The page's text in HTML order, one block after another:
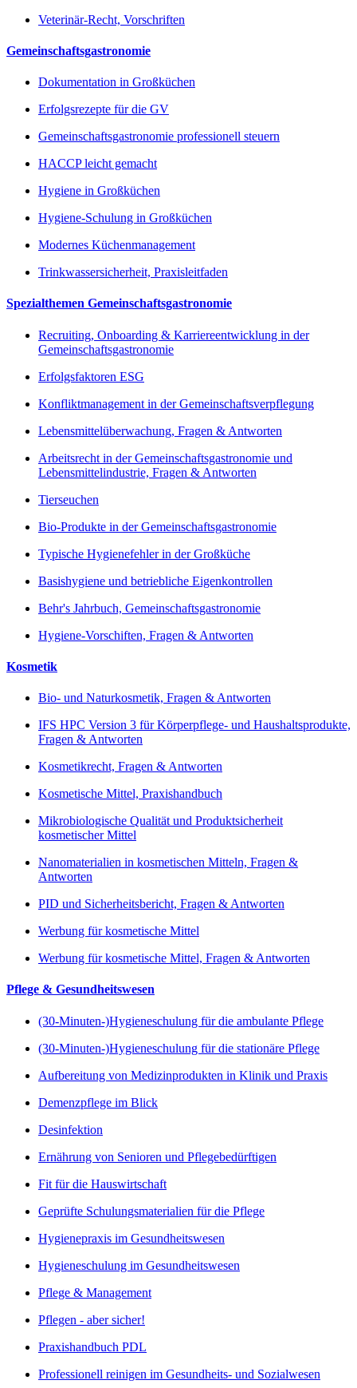
Veterinär-Recht, Vorschriften
Gemeinschaftsgastronomie
Dokumentation in Großküchen
Erfolgsrezepte für die GV
Gemeinschaftsgastronomie professionell steuern
HACCP leicht gemacht
Hygiene in Großküchen
Hygiene-Schulung in Großküchen
Modernes Küchenmanagement
Trinkwassersicherheit, Praxisleitfaden
Spezialthemen Gemeinschaftsgastronomie
Recruiting, Onboarding & Karriereentwicklung in der
Gemeinschaftsgastronomie
Erfolgsfaktoren ESG
Konfliktmanagement in der Gemeinschaftsverpflegung
Lebensmittelüberwachung, Fragen & Antworten
Arbeitsrecht in der Gemeinschaftsgastronomie und
Lebensmittelindustrie, Fragen & Antworten
Tierseuchen
Bio-Produkte in der Gemeinschaftsgastronomie
Typische Hygienefehler in der Großküche
Basishygiene und betriebliche Eigenkontrollen
Behr's Jahrbuch, Gemeinschaftsgastronomie
Hygiene-Vorschiften, Fragen & Antworten
Kosmetik
Bio- und Naturkosmetik, Fragen & Antworten
IFS HPC Version 3 für Körperpflege- und Haushaltsprodukte,
Fragen & Antworten
Kosmetikrecht, Fragen & Antworten
Kosmetische Mittel, Praxishandbuch
Mikrobiologische Qualität und Produktsicherheit
kosmetischer Mittel
Nanomaterialien in kosmetischen Mitteln, Fragen &
Antworten
PID und Sicherheitsbericht, Fragen & Antworten
Werbung für kosmetische Mittel
Werbung für kosmetische Mittel, Fragen & Antworten
Pflege & Gesundheitswesen
(30-Minuten-)Hygieneschulung für die ambulante Pflege
(30-Minuten-)Hygieneschulung für die stationäre Pflege
Aufbereitung von Medizinprodukten in Klinik und Praxis
Demenzpflege im Blick
Desinfektion
Ernährung von Senioren und Pflegebedürftigen
Fit für die Hauswirtschaft
Geprüfte Schulungsmaterialien für die Pflege
Hygienepraxis im Gesundheitswesen
Hygieneschulung im Gesundheitswesen
Pflege & Management
Pflegen - aber sicher!
Praxishandbuch PDL
Professionell reinigen im Gesundheits- und Sozialwesen